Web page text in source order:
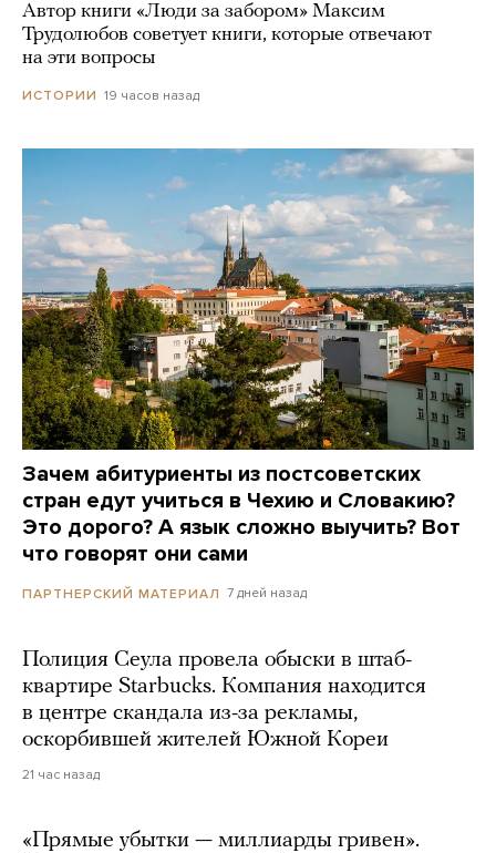
Автор книги «Люди за забором» Максим
Трудолюбов советует книги, которые отвечают
на эти вопросы
ИСТОРИИ 19 часов назад
Зачем абитуриенты из постсоветских
стран едут учиться в Чехию и Словакию?
Это дорого? А язык сложно выучить? Вот
что говорят они сами
ПАРТНЕРСКИЙ МАТЕРИАЛ 7 дней назад
Полиция Сеула провела обыски в штаб-
квартире Starbucks. Компания находится
в центре скандала из-за рекламы,
оскорбившей жителей Южной Кореи
21 час назад
«Прямые убытки — миллиарды гривен».